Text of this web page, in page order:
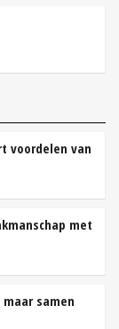
voordelen van
met
samen